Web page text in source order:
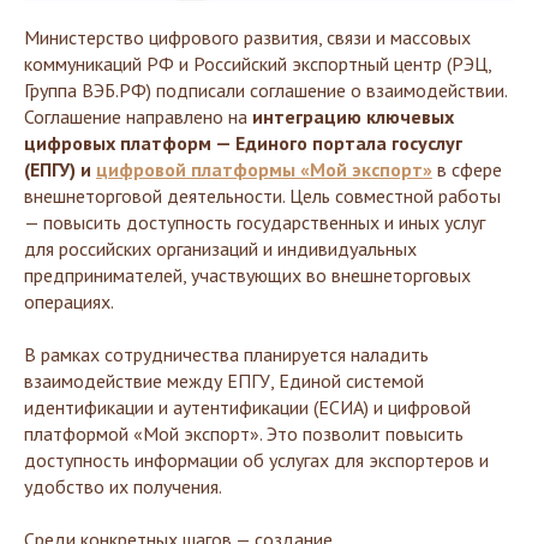
Министерство цифрового развития, связи и массовых
коммуникаций РФ и Российский экспортный центр (РЭЦ,
Группа ВЭБ.РФ) подписали соглашение о взаимодействии.
Соглашение направлено на интеграцию ключевых
цифровых платформ — Единого портала госуслуг
(ЕПГУ) и цифровой платформы «Мой экспорт» в сфере
внешнеторговой деятельности. Цель совместной работы
— повысить доступность государственных и иных услуг
для российских организаций и индивидуальных
предпринимателей, участвующих во внешнеторговых
операциях.
В рамках сотрудничества планируется наладить
взаимодействие между ЕПГУ, Единой системой
идентификации и аутентификации (ЕСИА) и цифровой
платформой «Мой экспорт». Это позволит повысить
доступность информации об услугах для экспортеров и
удобство их получения.
Среди конкретных шагов — создание